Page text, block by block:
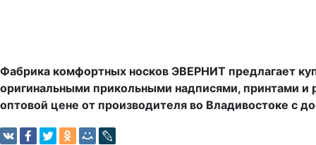
Фабрика комфортных носков ЭВЕРНИТ предлагает
оригинальными прикольными надписями, принтами и
оптовой цене от производителя во Владивостоке с